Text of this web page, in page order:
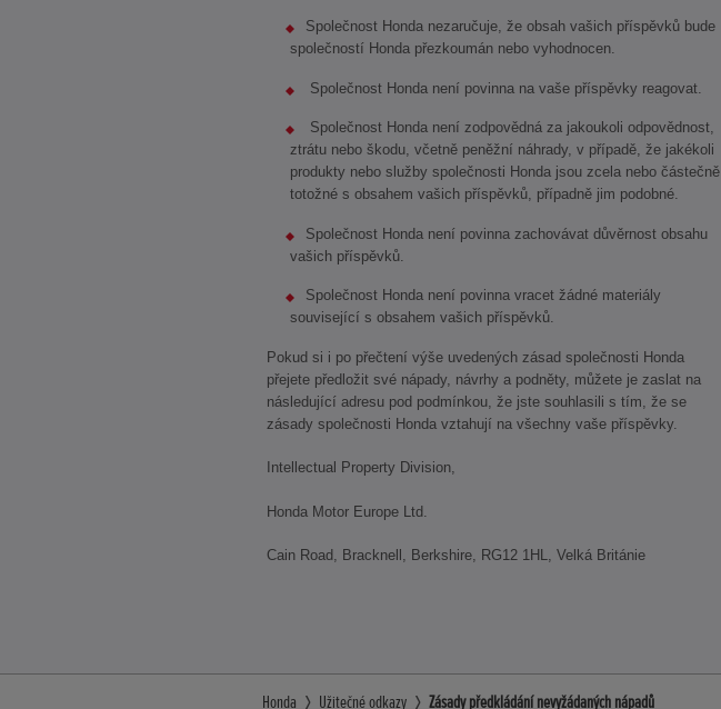
Společnost Honda nezaručuje, že obsah vašich příspěvků bude
společností Honda přezkoumán nebo vyhodnocen.
Společnost Honda není povinna na vaše příspěvky reagovat.
Společnost Honda není zodpovědná za jakoukoli odpovědnost,
ztrátu nebo škodu, včetně peněžní náhrady, v případě, že jakékoli
produkty nebo služby společnosti Honda jsou zcela nebo částečně
totožné s obsahem vašich příspěvků, případně jim podobné.
Společnost Honda není povinna zachovávat důvěrnost obsahu
vašich příspěvků.
Společnost Honda není povinna vracet žádné materiály
související s obsahem vašich příspěvků.
Pokud si i po přečtení výše uvedených zásad společnosti Honda
přejete předložit své nápady, návrhy a podněty, můžete je zaslat na
následující adresu pod podmínkou, že jste souhlasili s tím, že se
zásady společnosti Honda vztahují na všechny vaše příspěvky.
Intellectual Property Division,
Honda Motor Europe Ltd.
Cain Road, Bracknell, Berkshire, RG12 1HL, Velká Británie
Honda Užitečné odkazy Zásady předkládání nevyžádaných nápadů